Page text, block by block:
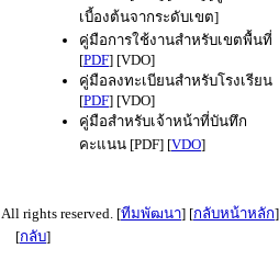
เบี้องต้นจากระดับเขต]
คู่มือการใช้งานสำหรับเขตพื้นที่
[PDF] [VDO]
คู่มือลงทะเบียนสำหรับโรงเรียน
[PDF] [VDO]
คู่มือสำหรับเจ้าหน้าที่บันทึก
คะแนน [PDF] [VDO]
All rights reserved. [ทีมพัฒนา] [กลับหน้าหลัก]
[กลับ]